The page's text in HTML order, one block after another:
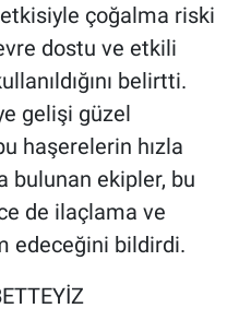
çoğalma riski
dostu ve etkili
belirtti.
gelişi güzel
haşerelerin hızla
bulunan ekipler, bu
de ilaçlama ve
edeceğini bildirdi.